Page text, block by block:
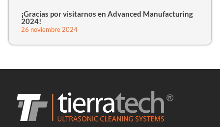
¡Gracias por visitarnos en Advanced Manufacturing
2024!
26 noviembre 2024